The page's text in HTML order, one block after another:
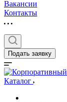
Вакансии
Контакты
Подать заявку
Каталог